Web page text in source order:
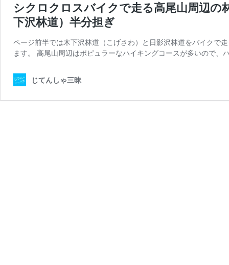
シクロクロスバイクで走る高尾山周辺の
下沢林道）半分担ぎ
ページ前半では木下沢林道（こげさわ）と日影沢林道をバイクで
ます。 高尾山周辺はポピュラーなハイキングコースが多いので
じてんしゃ三昧